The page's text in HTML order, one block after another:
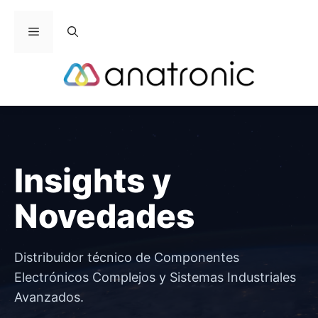
Menú
Insights y
Novedades
Distribuidor técnico de Componentes
Electrónicos Complejos y Sistemas Industriales
Avanzados.